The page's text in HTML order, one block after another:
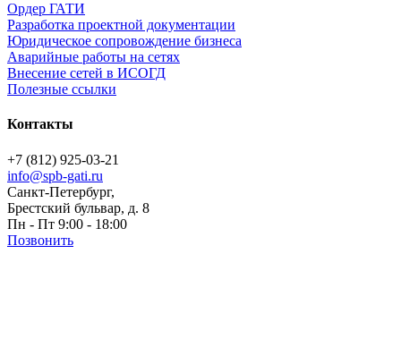
Ордер ГАТИ
Разработка проектной документации
Юридическое сопровождение бизнеса
Аварийные работы на сетях
Внесение сетей в ИСОГД
Полезные ссылки
Контакты
+7 (812) 925-03-21
info@spb-gati.ru
Санкт-Петербург,
Брестский бульвар, д. 8
Пн - Пт 9:00 - 18:00
Позвонить